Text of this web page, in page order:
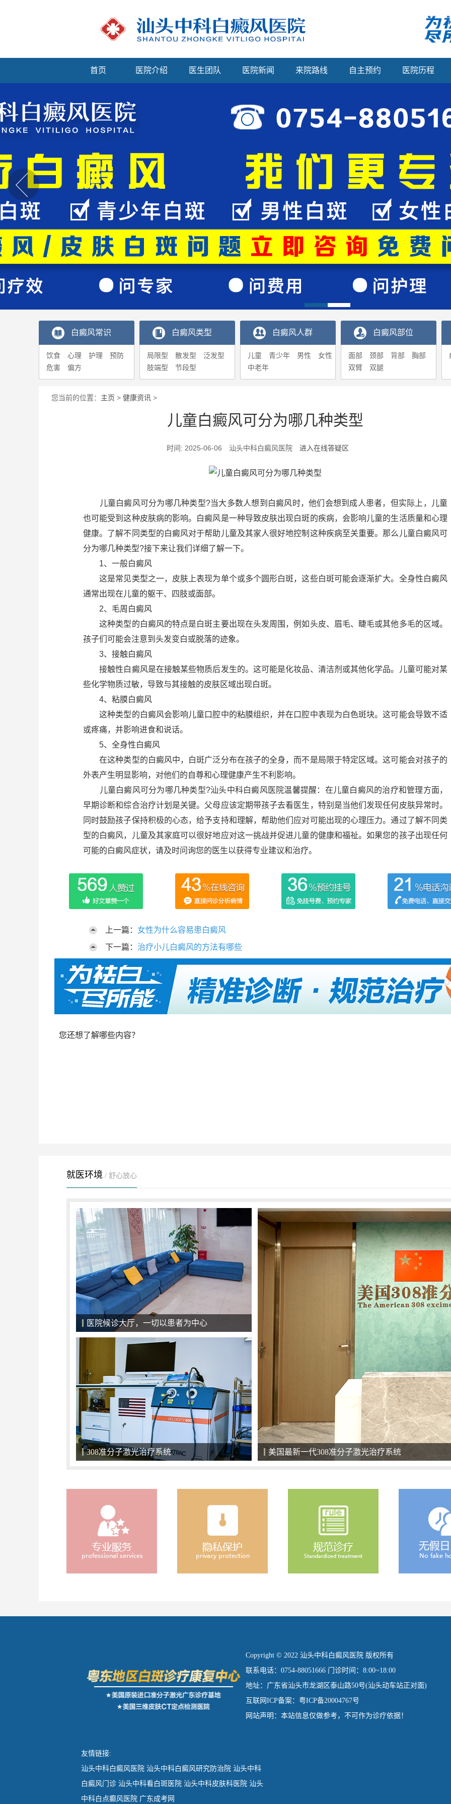
首页 医院介绍 医生团队 医院新闻 来院路线 自主预约 医院历程
白癜风常识
饮食 心理 护理
预防
危害
偏方
白癜风类型
局限型 散发型
泛发型
肢端型
节段型
白癜风人群
儿童 青少年 男性
女性
中老年
白癜风部位
面部 颈部 背部
胸部
双臂
双腿
您当前的位置： 主页 > 健康资讯 >
儿童白癜风可分为哪几种类型
时间: 2025-06-06 汕头中科白癜风医院 进入在线答疑区
儿童白癜风可分为哪几种类型?当大多数人想到白癜风时，他们会想到成人患者，但实际上，儿童
也可能受到这种皮肤病的影响。白癜风是一种导致皮肤出现白斑的疾病，会影响儿童的生活质量和心理
健康。了解不同类型的白癜风对于帮助儿童及其家人很好地控制这种疾病至关重要。那么儿童白癜风可
分为哪几种类型?接下来让我们详细了解一下。
1、一般白癜风
这是常见类型之一，皮肤上表现为单个或多个圆形白斑，这些白斑可能会逐渐扩大。全身性白癜风
通常出现在儿童的躯干、四肢或面部。
2、毛周白癜风
这种类型的白癜风的特点是白斑主要出现在头发周围，例如头皮、眉毛、睫毛或其他多毛的区域。
孩子们可能会注意到头发变白或脱落的迹象。
3、接触白癜风
接触性白癜风是在接触某些物质后发生的。这可能是化妆品、清洁剂或其他化学品。儿童可能对某
些化学物质过敏，导致与其接触的皮肤区域出现白斑。
4、粘膜白癜风
这种类型的白癜风会影响儿童口腔中的粘膜组织，并在口腔中表现为白色斑块。这可能会导致不适
或疼痛，并影响进食和说话。
5、全身性白癜风
在这种类型的白癜风中，白斑广泛分布在孩子的全身，而不是局限于特定区域。这可能会对孩子的
外表产生明显影响，对他们的自尊和心理健康产生不利影响。
儿童白癜风可分为哪几种类型?汕头中科白癜风医院温馨提醒：在儿童白癜风的治疗和管理方面，
早期诊断和综合治疗计划是关键。父母应该定期带孩子去看医生，特别是当他们发现任何皮肤异常时。
同时鼓励孩子保持积极的心态，给予支持和理解，帮助他们应对可能出现的心理压力。通过了解不同类
型的白癜风，儿童及其家庭可以很好地应对这一挑战并促进儿童的健康和福祉。如果您的孩子出现任何
可能的白癜风症状，请及时问询您的医生以获得专业建议和治疗。
上一篇： 女性为什么容易患白癜风
下一篇： 治疗小儿白癜风的方法有哪些
您还想了解哪些内容？
就医环境 / 舒心放心
强大的专家团队，病情康复的保证
关爱儿童，小天使们不应该被区别对待 清净的住院环境，给患者舒心恢复的空间
Copyright © 2022 汕头中科白癜风医院 版权所有
联系电话：0754-88051666 门诊时间：8:00~18:00
地址：广东省汕头市龙湖区泰山路50号(汕头动车站正对面)
互联网ICP备案：粤ICP备20004767号
网站声明：本站信息仅做参考，不可作为诊疗依据！
友情链接:
汕头中科白癜风医院 汕头中科白癜风研究防治院 汕头中科
白癜风门诊 汕头中科看白斑医院 汕头中科皮肤科医院 汕头
中科白点癫风医院 广东成考网